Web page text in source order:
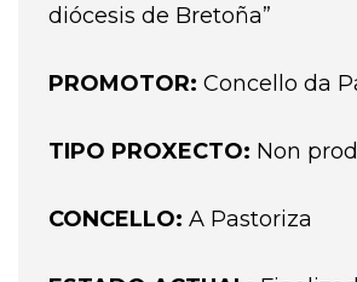
diócesis de Bretoña”
PROMOTOR: Concello da
TIPO PROXECTO: Non
CONCELLO: A Pastoriza